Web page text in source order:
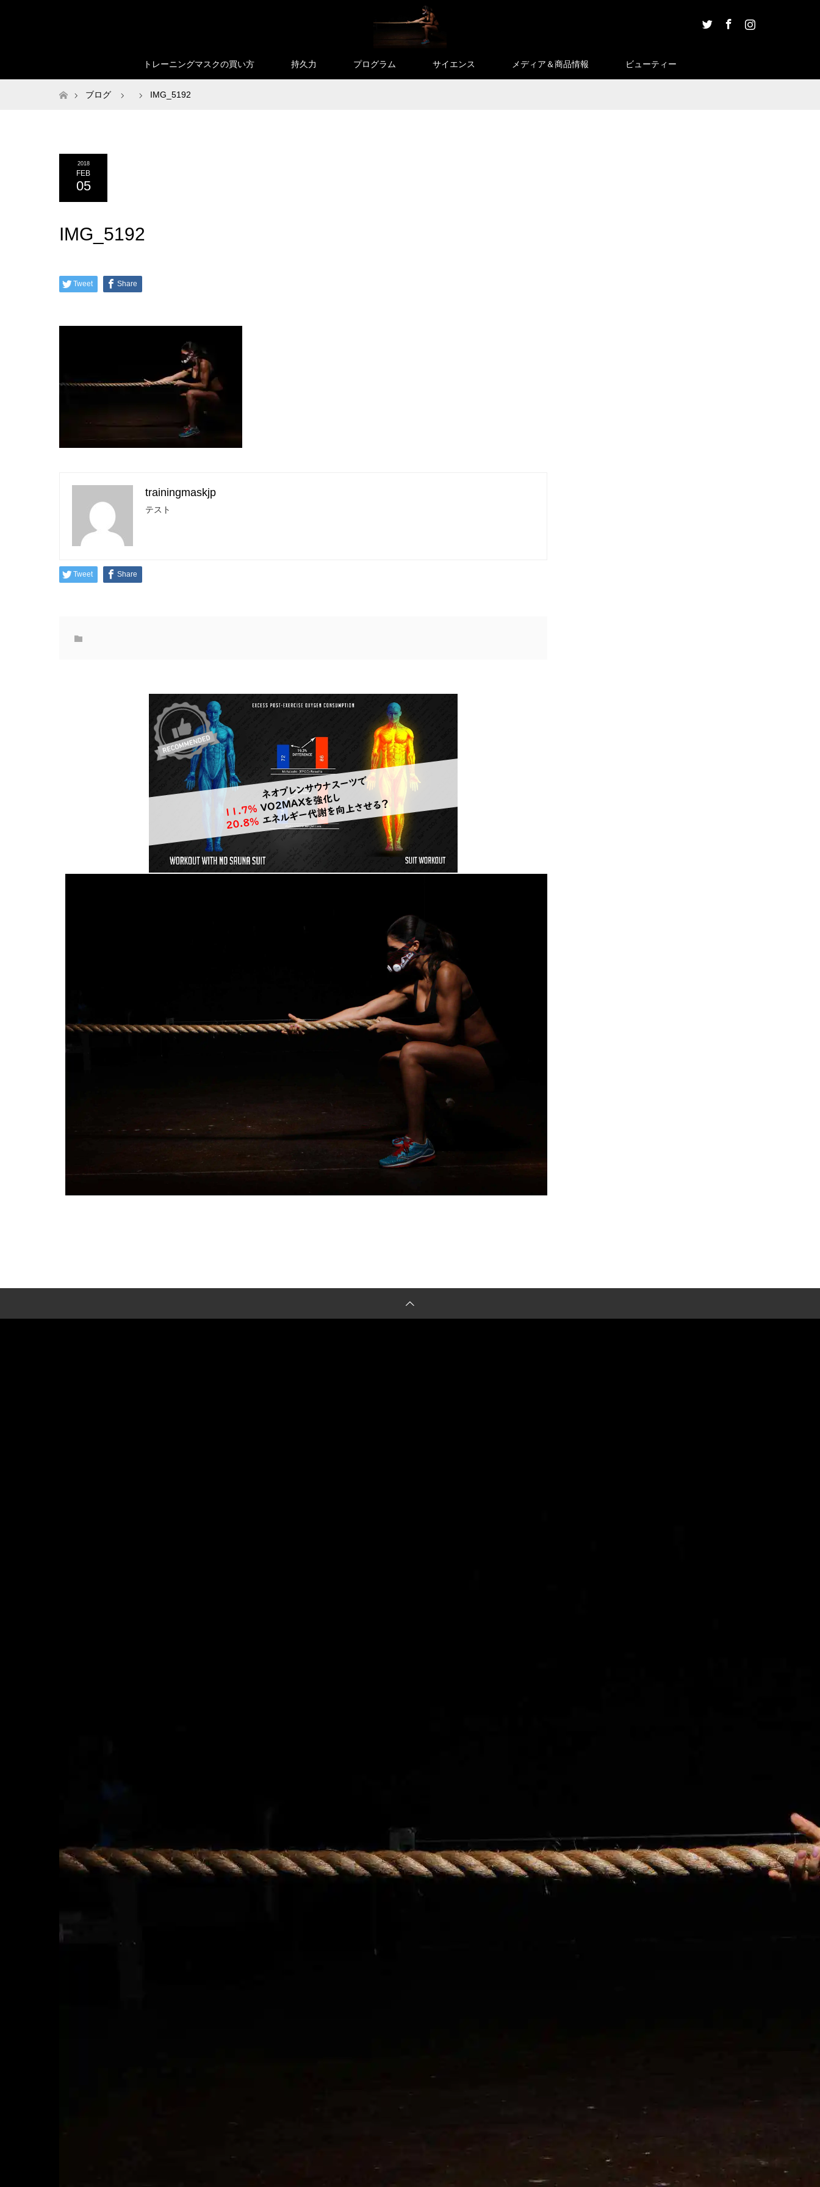
トレーニングマスクの買い方 持久力 プログラム サイエンス メディア＆商品情報 ビューティー
ホームブログ IMG_5192
2018
FEB
05
IMG_5192
Tweet Share
trainingmaskjp
テスト
Tweet Share